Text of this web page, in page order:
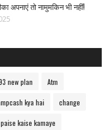
अपनाएं तो नामुमकिन भी नहीं!
new plan Atm
kya hai change
kaise kamaye